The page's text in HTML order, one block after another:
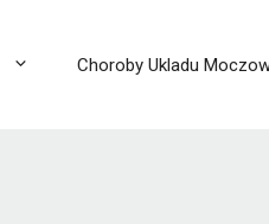
Choroby Ukladu